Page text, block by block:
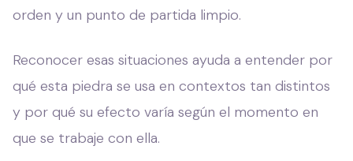
orden y un punto de partida limpio.
Reconocer esas situaciones ayuda a entender por
qué esta piedra se usa en contextos tan distintos
y por qué su efecto varía según el momento en
que se trabaje con ella.